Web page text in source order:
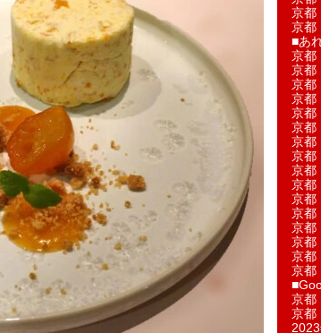
京
京
■あ
京
京都
京都
京
京
京都
京
京
京
京
京
京
京
京
京都
京
京都
京都